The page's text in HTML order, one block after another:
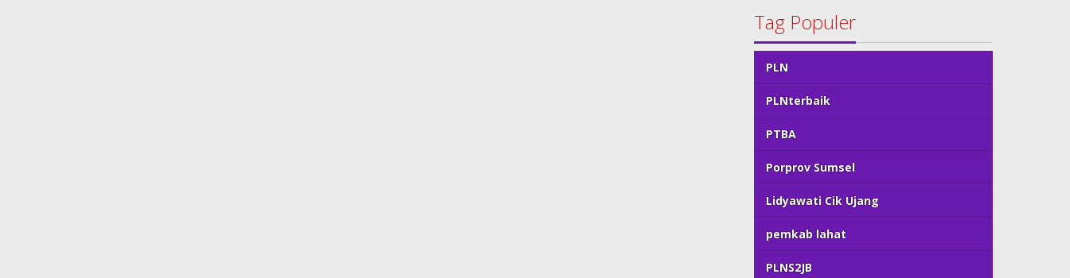
Tag Populer
PLN
PLNterbaik
PTBA
Porprov Sumsel
Lidyawati Cik Ujang
pemkab lahat
PLNS2JB